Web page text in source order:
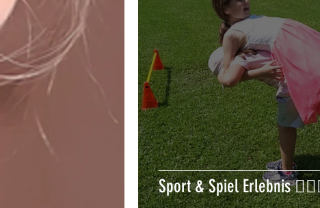
Sport & Spiel Erlebnis